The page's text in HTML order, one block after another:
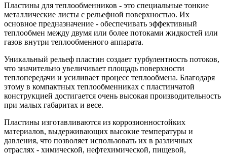
Пластины для теплообменников - это специальные тонкие
металлические листы с рельефной поверхностью. Их
основное предназначение - обеспечивать эффективный
теплообмен между двумя или более потоками жидкостей или
газов внутри теплообменного аппарата.
Уникальный рельеф пластин создает турбулентность потоков,
что значительно увеличивает площадь поверхности
теплопередачи и усиливает процесс теплообмена. Благодаря
этому в компактных теплообменниках с пластинчатой
конструкцией достигается очень высокая производительность
при малых габаритах и весе.
Пластины изготавливаются из коррозионностойких
материалов, выдерживающих высокие температуры и
давления, что позволяет использовать их в различных
отраслях - химической, нефтехимической, пищевой,